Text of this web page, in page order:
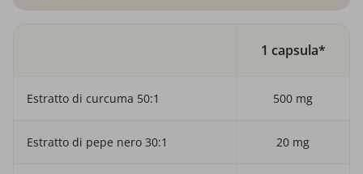
1 capsula*
Estratto di curcuma 50:1 500 mg
Estratto di pepe nero 30:1 20 mg